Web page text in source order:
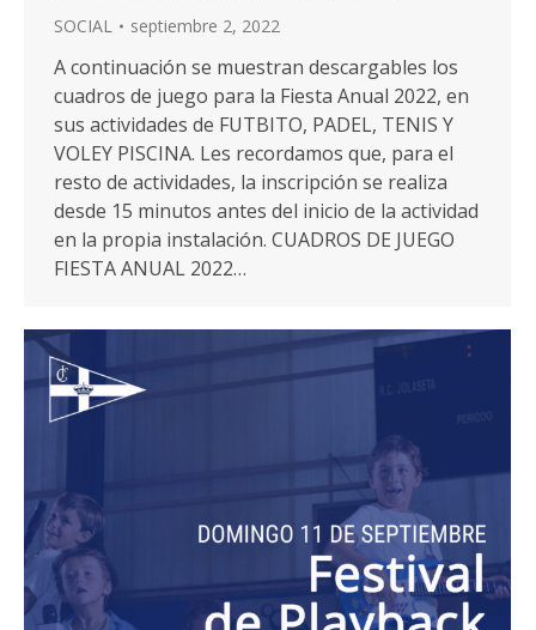
SOCIAL septiembre 2, 2022
A continuación se muestran descargables los
cuadros de juego para la Fiesta Anual 2022, en
sus actividades de FUTBITO, PADEL, TENIS Y
VOLEY PISCINA. Les recordamos que, para el
resto de actividades, la inscripción se realiza
desde 15 minutos antes del inicio de la actividad
en la propia instalación. CUADROS DE JUEGO
FIESTA ANUAL 2022…